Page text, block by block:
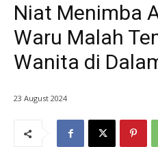
Niat Menimba
Waru Malah
Wanita di
23 August 2024